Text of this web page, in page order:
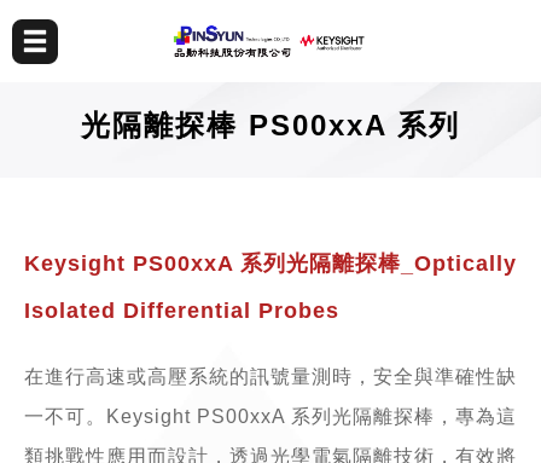
光隔離探棒 PS00xxA 系列
Keysight PS00xxA 系列光隔離探棒_Optically
Isolated Differential Probes
在進行高速或高壓系統的訊號量測時，安全與準確性缺
一不可。Keysight PS00xxA 系列光隔離探棒，專為這
類挑戰性應用而設計，透過光學電氣隔離技術，有效將